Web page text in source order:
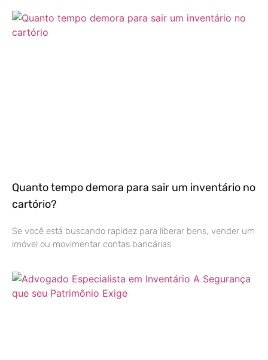
Quanto tempo demora para sair um inventário no
cartório?
Se você está buscando rapidez para liberar bens, vender um
imóvel ou movimentar contas bancárias